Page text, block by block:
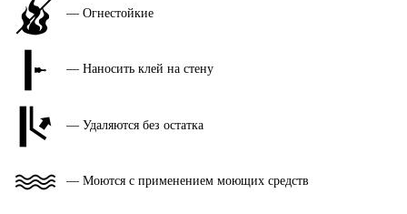
— Огнестойкие
— Наносить клей на стену
— Удаляются без остатка
— Моются с применением моющих средств